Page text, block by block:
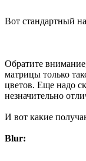
Вот стандартный
Обратите
матрицы только
цветов. Еще надо
незначительно
И вот какие
Blur: